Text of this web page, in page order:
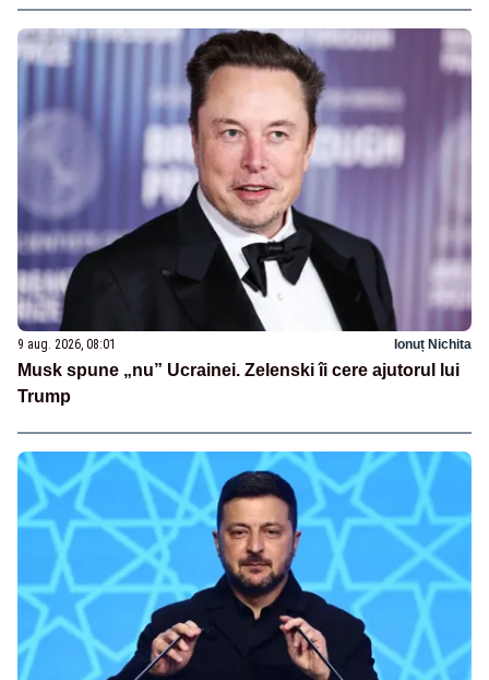
9 aug. 2026, 08:01 Ionuț Nichita
Musk spune „nu” Ucrainei. Zelenski îi cere ajutorul lui
Trump